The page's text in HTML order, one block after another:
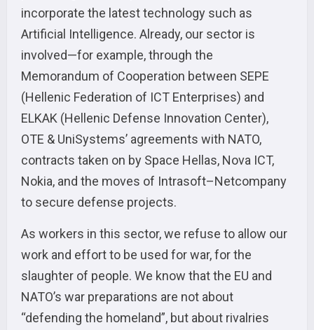
incorporate the latest technology such as
Artificial Intelligence. Already, our sector is
involved—for example, through the
Memorandum of Cooperation between SEPE
(Hellenic Federation of ICT Enterprises) and
ELKAK (Hellenic Defense Innovation Center),
OTE & UniSystems’ agreements with NATO,
contracts taken on by Space Hellas, Nova ICT,
Nokia, and the moves of Intrasoft–Netcompany
to secure defense projects.
As workers in this sector, we refuse to allow our
work and effort to be used for war, for the
slaughter of people. We know that the EU and
NATO’s war preparations are not about
“defending the homeland”, but about rivalries